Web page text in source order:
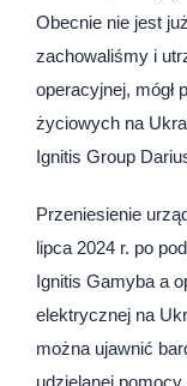
Obecnie nie jest
zachowaliśmy i
operacyjnej, mógł
życiowych na
Ignitis Group
Przeniesienie
lipca 2024 r. po
Ignitis Gamyba a
elektrycznej na
można ujawnić
udzielanej